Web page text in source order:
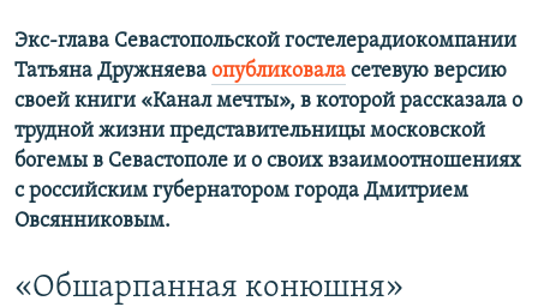
Экс-глава Севастопольской гостелерадиокомпании
Татьяна Дружняева опубликовала сетевую версию
своей книги «Канал мечты», в которой рассказала о
трудной жизни представительницы московской
богемы в Севастополе и о своих взаимоотношениях
с российским губернатором города Дмитрием
Овсянниковым.
«Обшарпанная конюшня»